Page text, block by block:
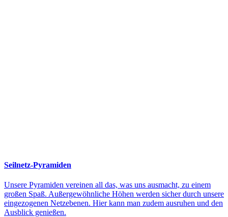
Seilnetz-Pyramiden
Unsere Pyramiden vereinen all das, was uns ausmacht, zu einem
großen Spaß. Außergewöhnliche Höhen werden sicher durch unsere
eingezogenen Netzebenen. Hier kann man zudem ausruhen und den
Ausblick genießen.